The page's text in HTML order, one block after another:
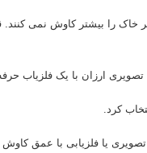
هستند و معمولا تا ۳۰ سانتی متر زیر خاک را بیشتر
ارزان با یک فلزیاب
کرد.
یا فلزیابی با عمق کاوش